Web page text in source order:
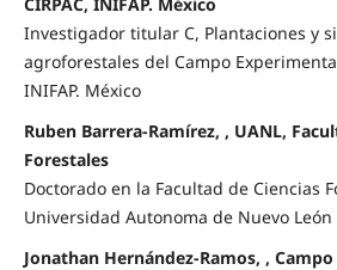
Investigador titular C, Plantaciones y
agroforestales del Campo
INIFAP. México
Ruben Barrera-Ramírez, , UANL,
Forestales
Doctorado en la Facultad de Ciencias
Universidad Autonoma de Nuevo León
Jonathan Hernández-Ramos, ,